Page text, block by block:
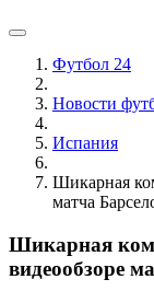
Футбол 24
Новости
Испания
Шикарная
матча
Шикарная
видеообзоре